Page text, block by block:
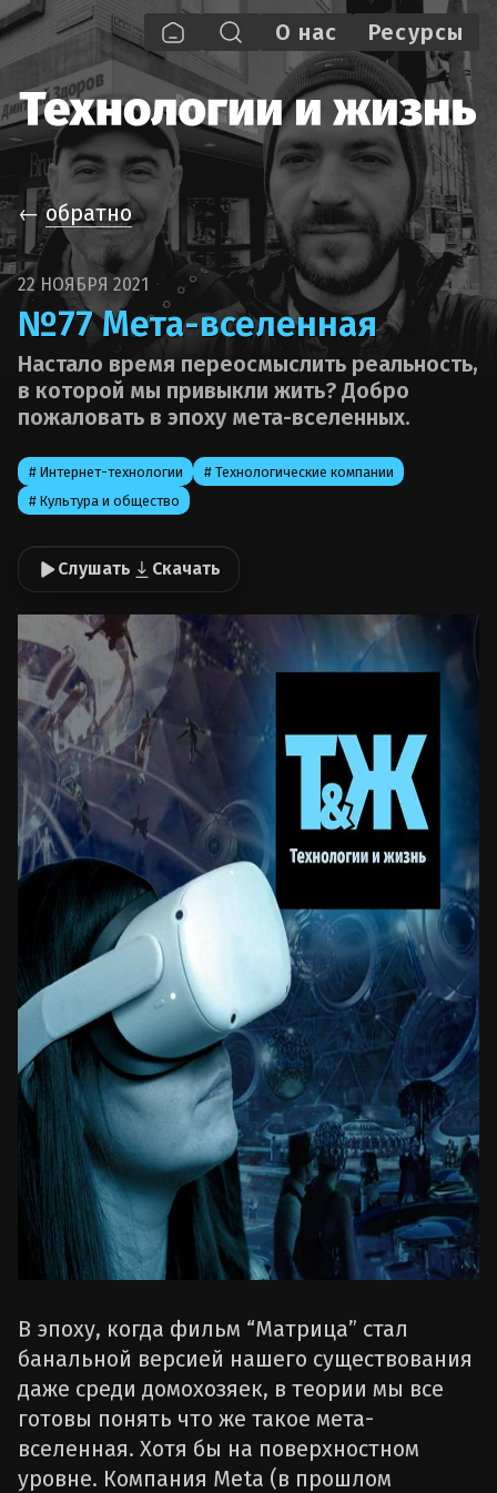
О нас Pecypcы
←обратно
22 НОЯБРЯ 2021
№77 Мета-вселенная
Настало время переосмыслить реальность,
в которой мы привыкли жить? Добро
пожаловать в эпоху мета-вселенных.
# Интернет-технологии
# Технологические компании
# Культура и общество
Слушать Скачать
В эпоху, когда фильм “Матрица” стал
банальной версией нашего существования
даже среди домохозяек, в теории мы все
готовы понять что же такое мета-
вселенная. Хотя бы на поверхностном
уровне. Компания Meta (в прошлом